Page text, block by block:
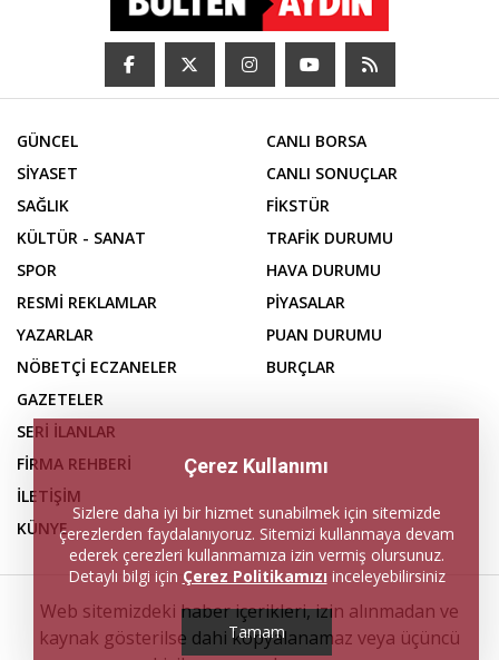
GÜNCEL
SİYASET
SAĞLIK
KÜLTÜR - SANAT
SPOR
RESMİ REKLAMLAR
YAZARLAR
NÖBETÇİ ECZANELER
CANLI BORSA
CANLI SONUÇLAR
FİKSTÜR
TRAFİK DURUMU
HAVA DURUMU
PİYASALAR
PUAN DURUMU
BURÇLAR
GAZETELER
SERİ İLANLAR
FİRMA REHBERİ
İLETİŞİM
KÜNYE
Web sitemizdeki haber içerikleri, izin alınmadan ve
kaynak gösterilse dahi kopyalanamaz veya üçüncü
Çerez Kullanımı
Sizlere daha iyi bir hizmet sunabilmek için sitemizde
çerezlerden faydalanıyoruz. Sitemizi kullanmaya devam
ederek çerezleri kullanmamıza izin vermiş olursunuz.
Detaylı bilgi için Çerez Politikamızı inceleyebilirsiniz
Tamam